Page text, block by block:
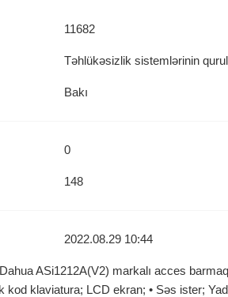
11682
Təhlükəsizlik sistemlərinin
Bakı
0
148
2022.08.29 10:44
ASi1212A(V2) markalı acces
kod klaviatura; LCD ekran; • Səs ister;